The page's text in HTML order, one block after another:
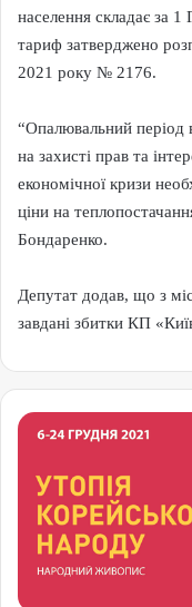
населення складає за
тариф затверджено
2021 року № 2176.
“Опалювальний період
на захисті прав та
економічної кризи
ціни на
Бондаренко.
Депутат додав, що з
завдані збитки КП